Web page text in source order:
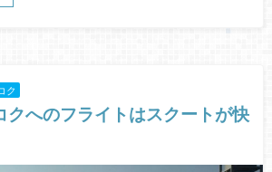
ク
クへのフライトはスクートが快